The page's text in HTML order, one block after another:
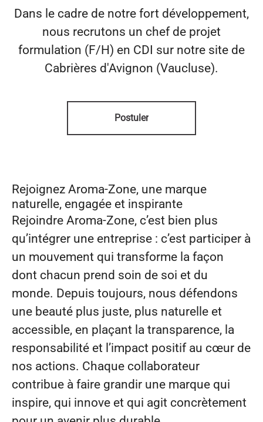
Dans le cadre de notre fort développement,
nous recrutons un chef de projet
formulation (F/H) en CDI sur notre site de
Cabrières d'Avignon (Vaucluse).
Postuler
Rejoignez Aroma‑Zone, une marque
naturelle, engagée et inspirante
Rejoindre Aroma‑Zone, c’est bien plus
qu’intégrer une entreprise : c’est participer à
un mouvement qui transforme la façon
dont chacun prend soin de soi et du
monde. Depuis toujours, nous défendons
une beauté plus juste, plus naturelle et
accessible, en plaçant la transparence, la
responsabilité et l’impact positif au cœur de
nos actions. Chaque collaborateur
contribue à faire grandir une marque qui
inspire, qui innove et qui agit concrètement